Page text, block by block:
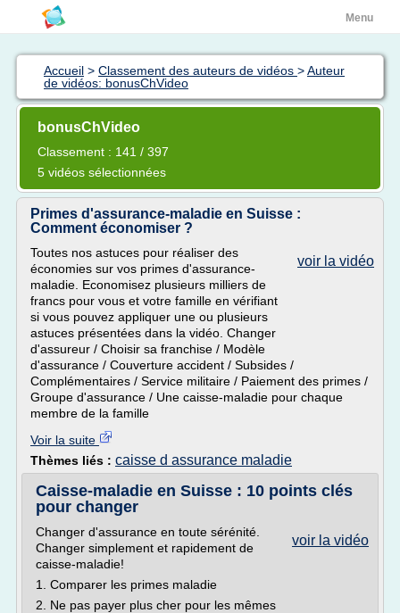
Menu
Accueil > Classement des auteurs de vidéos >Auteur
de vidéos: bonusChVideo
bonusChVideo
Classement : 141 / 397
5 vidéos sélectionnées
Primes d'assurance-maladie en Suisse :
Comment économiser ?
voir la vidéo
Toutes nos astuces pour réaliser des
économies sur vos primes d'assurance-
maladie. Economisez plusieurs milliers de
francs pour vous et votre famille en vérifiant
si vous pouvez appliquer une ou plusieurs
astuces présentées dans la vidéo. Changer
d'assureur / Choisir sa franchise / Modèle
d'assurance / Couverture accident / Subsides /
Complémentaires / Service militaire / Paiement des primes /
Groupe d'assurance / Une caisse-maladie pour chaque
membre de la famille
Voir la suite
Thèmes liés : caisse d assurance maladie
Caisse-maladie en Suisse : 10 points clés
pour changer
voir la vidéo
Changer d'assurance en toute sérénité.
Changer simplement et rapidement de
caisse-maladie!
1. Comparer les primes maladie
2. Ne pas payer plus cher pour les mêmes